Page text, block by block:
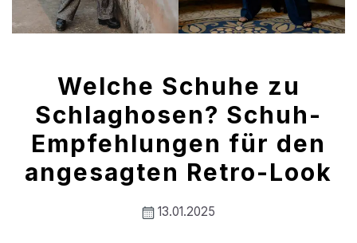
Welche Schuhe zu
Schlaghosen? Schuh-
Empfehlungen für den
angesagten Retro-Look
13.01.2025